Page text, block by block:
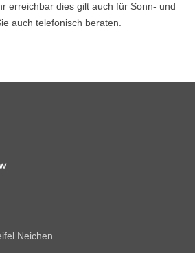
erreichbar dies gilt auch für Sonn- und
auch telefonisch beraten.
Neichen